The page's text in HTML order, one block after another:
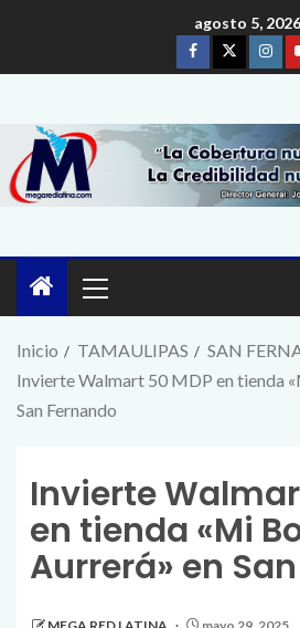
agosto 5, 2026
Inicio TAMAULIPAS
SAN
Invierte Walmart 50 MDP en tienda
San Fernando
Invierte
en tienda «Mi
Aurrerá» en